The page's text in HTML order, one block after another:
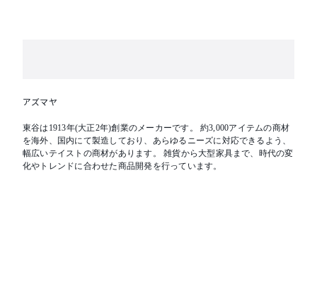
アズマヤ
東谷は1913年(大正2年)創業のメーカーです。 約3,000アイテムの商材
を海外、国内にて製造しており、あらゆるニーズに対応できるよう、
幅広いテイストの商材があります。 雑貨から大型家具まで、時代の変
化やトレンドに合わせた商品開発を行っています。